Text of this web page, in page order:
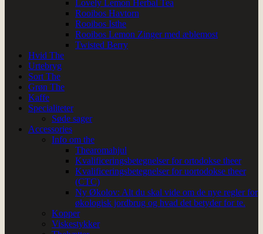
Lovely Lemon Herbal Tea
Rooibos Havtorn
Rooibos Isthe
Rooibos Lemon Zinger med æblemost
Twisted Berry
Hvid The
Urtebryg
Sort The
Grøn The
Kaffe
Specialiteter
Søde sager
Accessories
Info om the
Thearomahjul
Kvalificeringsbetegnelser for ortodokse theer
Kvalificeringsbetegnelser for uortodokse theer
(CTC)
Ny Økolov: Alt du skal vide om de nye regler for
økologisk jordbrug og hvad det betyder for te.
Kopper
Viskestykker